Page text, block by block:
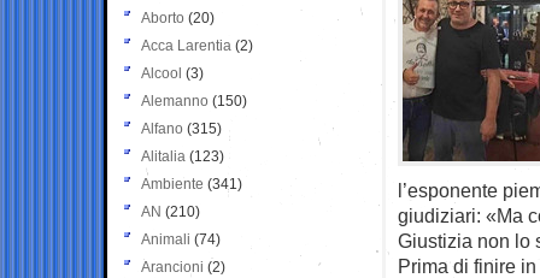
l’esponente
giudiziari: «Ma
Giustizia non lo
Prima di finire
Aborto (20)
Acca Larentia (2)
Alcool (3)
Alemanno (150)
Alfano (315)
Alitalia (123)
Ambiente (341)
AN (210)
Animali (74)
Arancioni (2)